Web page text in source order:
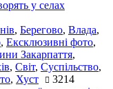
у селах
, Берегово, Влада,
, Ексклюзивні фото,
Закарпаття,
, Світ, Суспільство,
, Хуст 3214